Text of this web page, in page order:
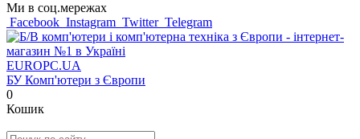
Ми в соц.мережах
Facebook Instagram Twitter Telegram
EUROPC.UA
БУ Комп'ютери з Європи
0
Кошик